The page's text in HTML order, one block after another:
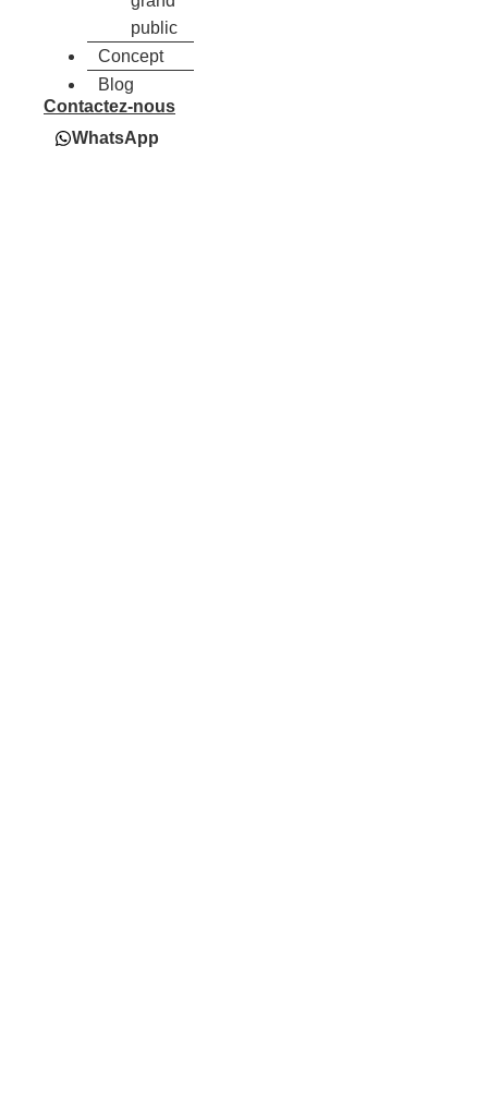
public
Concept
Blog
Contactez-nous
WhatsApp